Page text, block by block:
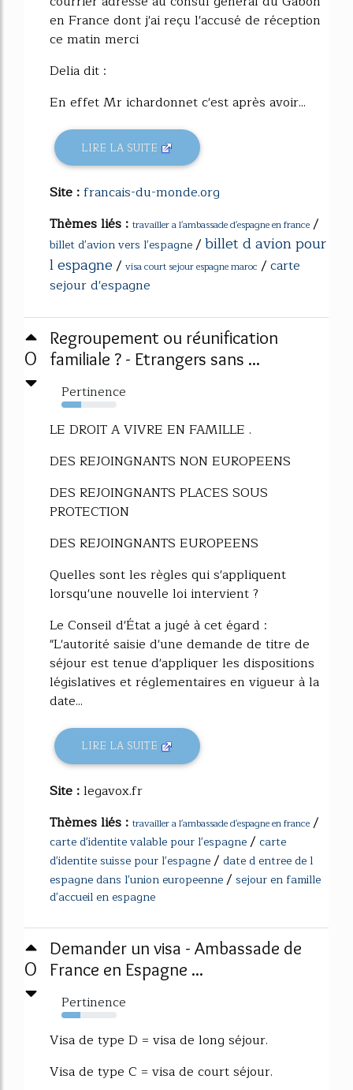
en France dont j'ai reçu l'accusé de réception
ce matin merci
Delia dit :
En effet Mr ichardonnet c'est après avoir...
LIRE LA SUITE
Site :francais-du-monde.org
Thèmes liés : travailler a l'ambassade d'espagne en france /
billet d'avion vers l'espagne/billet d avion pour
l espagne/ visa court sejour espagne maroc /carte
sejour d'espagne
0
Regroupement ou réunification
familiale ? - Etrangers sans ...
Pertinence
35%
LE DROIT A VIVRE EN FAMILLE .
DES REJOINGNANTS NON EUROPEENS
DES REJOINGNANTS PLACES SOUS
PROTECTION
DES REJOINGNANTS EUROPEENS
Quelles sont les règles qui s'appliquent
lorsqu'une nouvelle loi intervient ?
Le Conseil d'État a jugé à cet égard :
"L'autorité saisie d'une demande de titre de
séjour est tenue d'appliquer les dispositions
législatives et réglementaires en vigueur à la
date...
LIRE LA SUITE
Site :legavox.fr
Thèmes liés : travailler a l'ambassade d'espagne en france /
carte d'identite valable pour l'espagne/ carte
d'identite suisse pour l'espagne/ date d entree de l
espagne dans l'union europeenne/ sejour en famille
d'accueil en espagne
0
Demander un visa - Ambassade de
France en Espagne ...
Pertinence
34%
Visa de type D = visa de long séjour.
Visa de type C = visa de court séjour.